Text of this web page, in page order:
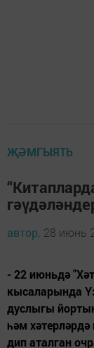
ҖӘМГЫЯТЬ
автор, 28 июнь
- 22 июньдә
кысаларында
дуслыгы
һәм
дип аталган